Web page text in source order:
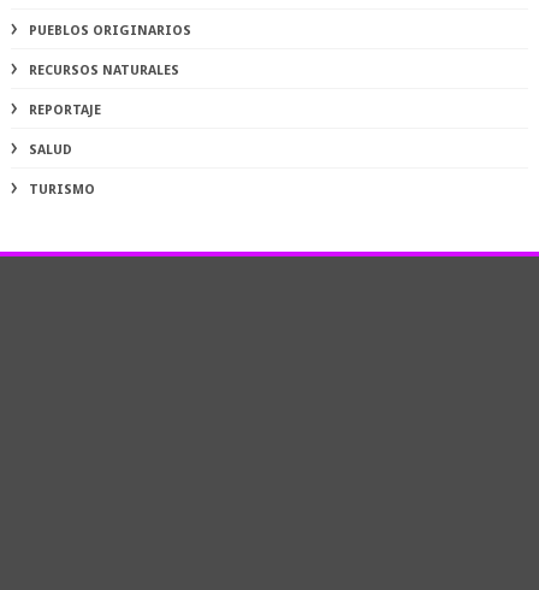
PUEBLOS ORIGINARIOS
RECURSOS NATURALES
REPORTAJE
SALUD
TURISMO